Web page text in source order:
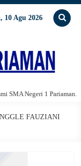
10 Agu 2026
Negeri 1 Pariaman.
FAUZIANI